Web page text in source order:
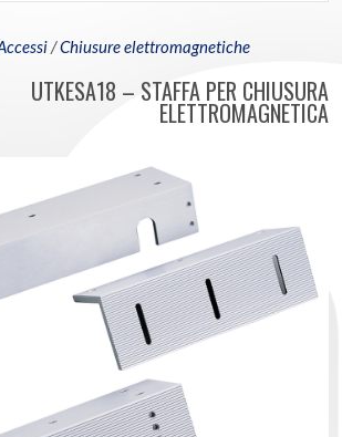
/Chiusure elettromagnetiche
UTKESA18 – STAFFA PER CHIUSURA
ELETTROMAGNETICA